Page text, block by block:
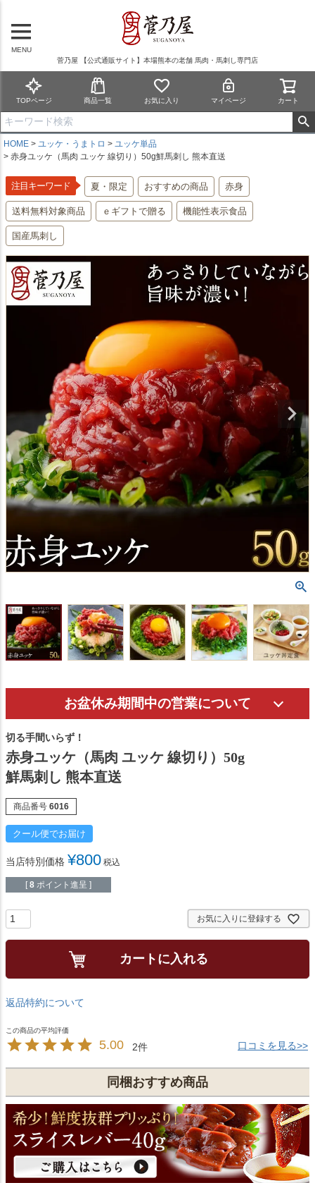
MENU
菅乃屋 【公式通販サイト】本場熊本の老舗 馬肉・馬刺し専門店
TOPページ 商品一覧 お気に入り マイページ カート
HOME ユッケ・うまトロ
ユッケ単品
赤身ユッケ（馬肉 ユッケ 線切り）50g鮮馬刺し 熊本直送
注目キーワード 夏・限定 おすすめの商品 赤身
送料無料対象商品 ｅギフトで贈る 機能性表示食品
国産馬刺し
5.00 2 口コミを見る>>
お盆休み期間中の営業について
切る手間いらず！
赤身ユッケ（馬肉 ユッケ 線切り）50g
鮮馬刺し 熊本直送
商品番号 6016
クール便でお届け
当店特別価格 ¥800 税込
[ 8 ポイント進呈 ]
お気に入りに登録する
カートに入れる
同梱おすすめ商品
返品特約について